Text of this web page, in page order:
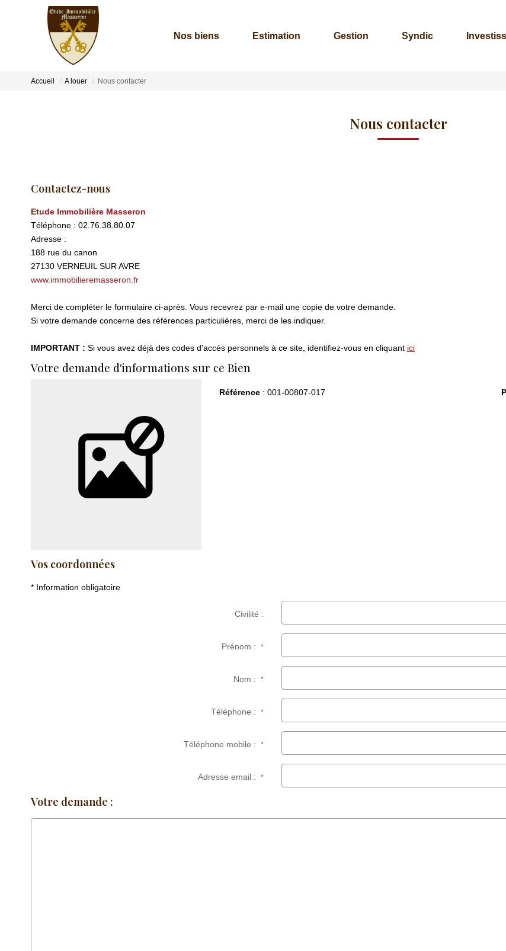
Nos biens Estimation Gestion Syndic
Accueil A louer Nous contacter
Nous contacter
Contactez-nous
Etude Immobilière Masseron
Téléphone : 02.76.38.80.07
Adresse :
188 rue du canon
27130 VERNEUIL SUR AVRE
www.immobilieremasseron.fr
Merci de compléter le formulaire ci-après. Vous recevrez par e-mail une copie de votre demande.
Si votre demande concerne des références particulières, merci de les indiquer.
IMPORTANT : Si vous avez déjà des codes d'accés personnels à ce site, identifiez-vous en cliquant ici
Votre demande d'informations sur ce Bien
Référence: 001-00807-017
Vos coordonnées
* Information obligatoire
Civilité :
Prénom :*
Nom :*
Téléphone :*
Téléphone mobile :*
Adresse email :*
Votre demande :